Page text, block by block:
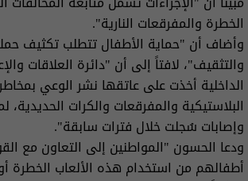
الخطرة والمفرقعات النارية".
وأضاف أن "حماية الأطفال تتطلب تكثيف
والتثقيف"، لافتاً إلى أن "دائرة العلاقات
الداخلية أخذت على عاتقها نشر الوعي
البلاستيكية والمفرقعات والكرات الحديدية،
وإصابات سُجلت خلال فترات سابقة".
ودعا الحسون "المواطنين إلى التعاون مع
أطفالهم من استخدام هذه الألعاب الخطرة